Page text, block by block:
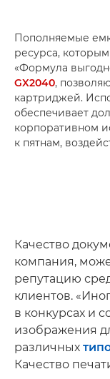
Пополняемые
ресурса,
«Формула
GX2040,
картриджей.
обеспечивает
корпоративном
к пятнам,
Качество
компания,
репутацию
клиентов.
в конкурсах и
изображения
различных
Качество